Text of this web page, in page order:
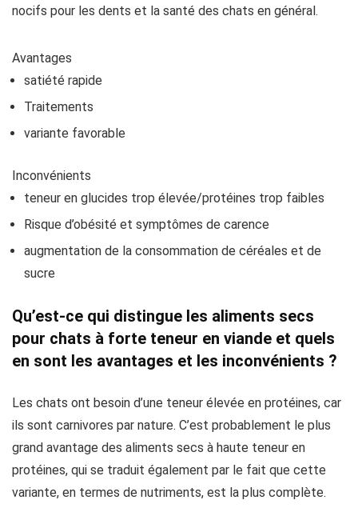
nocifs pour les dents et la santé des chats en général.
Avantages
satiété rapide
Traitements
variante favorable
Inconvénients
teneur en glucides trop élevée/protéines trop faibles
Risque d’obésité et symptômes de carence
augmentation de la consommation de céréales et de
sucre
Qu’est-ce qui distingue les aliments secs
pour chats à forte teneur en viande et quels
en sont les avantages et les inconvénients ?
Les chats ont besoin d’une teneur élevée en protéines, car
ils sont carnivores par nature. C’est probablement le plus
grand avantage des aliments secs à haute teneur en
protéines, qui se traduit également par le fait que cette
variante, en termes de nutriments, est la plus complète.